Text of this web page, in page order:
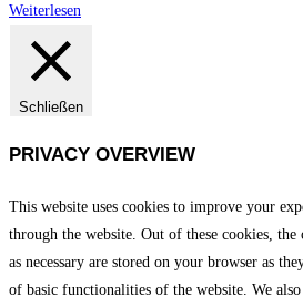
Weiterlesen
Schließen
PRIVACY OVERVIEW
This website uses cookies to improve your
through the website. Out of these cookies, the
as necessary are stored on your browser as
of basic functionalities of the website. We